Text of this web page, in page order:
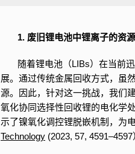
1. 废旧锂电池中锂离子的资
随着锂电池（LIBs）在当前
展。通过传统金属回收方式，虽
源。因此，针对这一挑战，我们
氧化协同选择性回收锂的电化学
示了镍氧化调控锂脱嵌机制，为
Technology (2023, 57, 4591–4597